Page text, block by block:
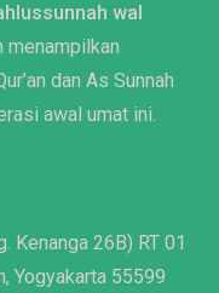
wal
menampilkan
dan As Sunnah
awal umat ini.
Kenanga 26B) RT 01
Yogyakarta 55599